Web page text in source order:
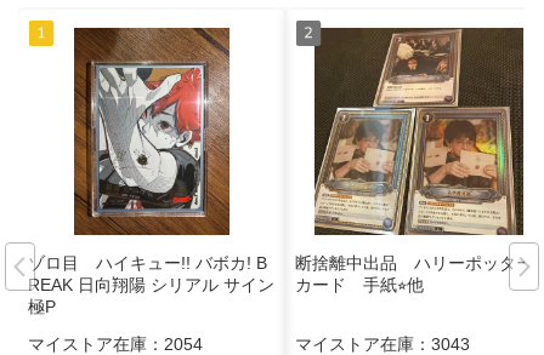
ゾロ目 ハイキュー!! バボカ! B
REAK 日向翔陽 シリアル サイン
極P
マイストア在庫： 2054
断捨離中出品 ハリーポッター
カード 手紙⭐︎他
マイストア在庫： 3043